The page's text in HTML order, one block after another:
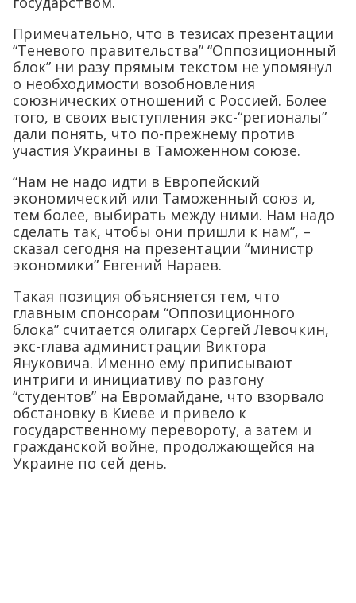
Примечательно, что в тезисах презентации
“Теневого правительства” “Оппозиционный
блок” ни разу прямым текстом не упомянул
о необходимости возобновления
союзнических отношений с Россией. Более
того, в своих выступления экс-“регионалы”
дали понять, что по-прежнему против
участия Украины в Таможенном союзе.
“Нам не надо идти в Европейский
экономический или Таможенный союз и,
тем более, выбирать между ними. Нам надо
сделать так, чтобы они пришли к нам”, –
сказал сегодня на презентации “министр
экономики” Евгений Нараев.
Такая позиция объясняется тем, что
главным спонсорам “Оппозиционного
блока” считается олигарх Сергей Левочкин,
экс-глава администрации Виктора
Януковича. Именно ему приписывают
интриги и инициативу по разгону
“студентов” на Евромайдане, что взорвало
обстановку в Киеве и привело к
государственному перевороту, а затем и
гражданской войне, продолжающейся на
Украине по сей день.